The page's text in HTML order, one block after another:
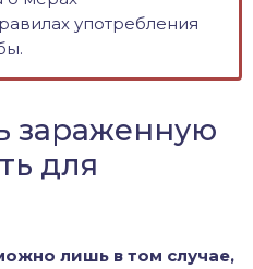
употребления
зараженную
для
лишь в том случае,